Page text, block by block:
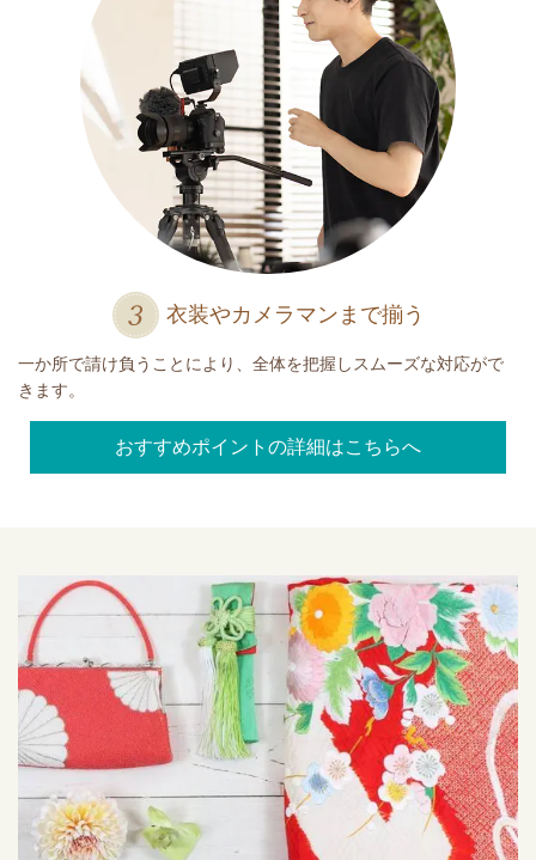
衣装やカメラマンまで揃う
一か所で請け負うことにより、全体を把握しスムーズな対応がで
きます。
おすすめポイントの詳細はこちらへ